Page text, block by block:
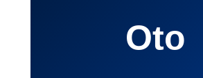
Oto